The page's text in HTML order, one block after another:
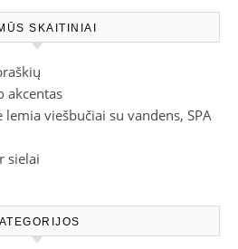
SKAITINIAI
akcentas
viešbučiai su vandens, SPA
sielai